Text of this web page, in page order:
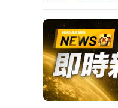
前往【10:28 即